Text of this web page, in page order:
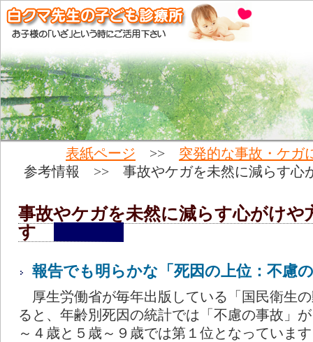
表紙ページ >> 突発的な事故・ケガ
参考情報 >> 事故やケガを未然に減らす心
事故やケガを未然に減らす心がけや
す
報告でも明らかな「死因の上位：不慮
厚生労働省が毎年出版している「国民衛生
ると、年齢別死因の統計では「不慮の事故」
～４歳と５歳～９歳では第１位となっていま